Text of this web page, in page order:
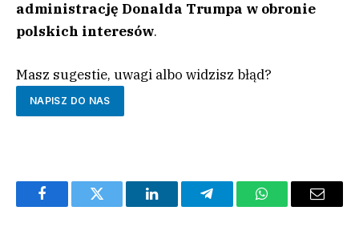
administrację Donalda Trumpa w obronie
polskich interesów.
Masz sugestie, uwagi albo widzisz błąd?
NAPISZ DO NAS
FacebookTwitter LinkedInTelegramWhatsAppEmail